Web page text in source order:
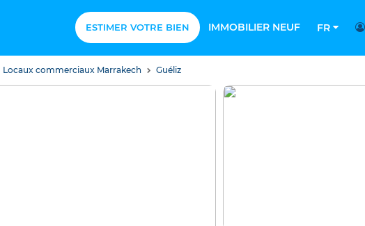
ESTIMER VOTRE BIEN IMMOBILIER NEUF FR
Locaux commerciaux Marrakech Guéliz